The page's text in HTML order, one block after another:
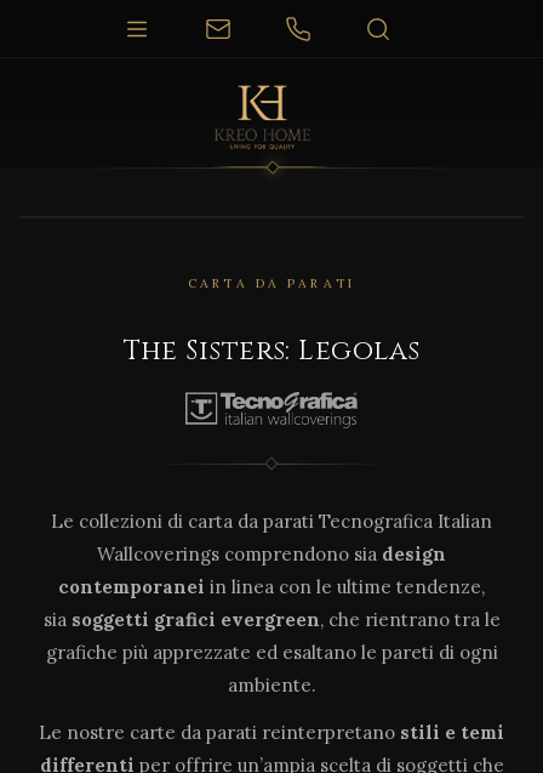
CARTA DA PARATI
The Sisters: Legolas
Le collezioni di carta da parati Tecnografica Italian
Wallcoverings comprendono sia design
contemporanei in linea con le ultime tendenze,
sia soggetti grafici evergreen, che rientrano tra le
grafiche più apprezzate ed esaltano le pareti di ogni
ambiente.
Le nostre carte da parati reinterpretano stili e temi
differenti per offrire un’ampia scelta di soggetti che